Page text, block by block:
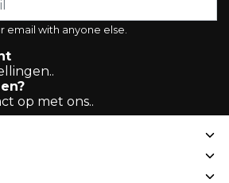
email with anyone else.
op met ons..